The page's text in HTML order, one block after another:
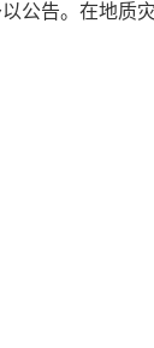
公告。在地质